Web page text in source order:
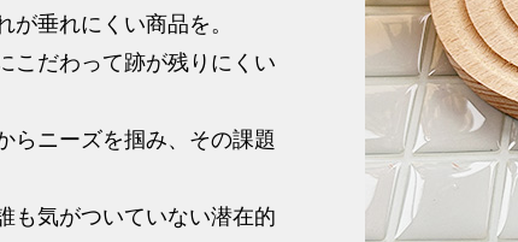
垂れにくい商品を。
こだわって跡が残りにくい
らニーズを掴み、その課題
も気がついていない潜在的